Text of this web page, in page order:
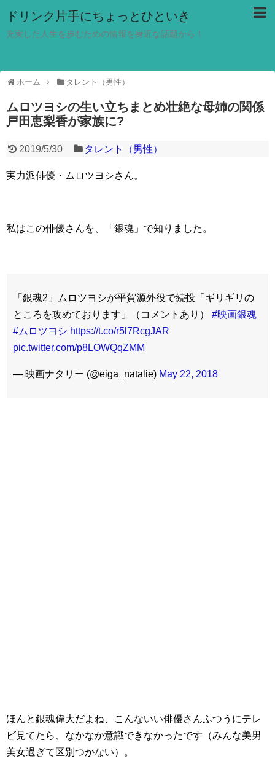
ドリンク片手にちょっとひといき
充実した人生を歩むための情報を身近な話題から！
ホーム タレント（男性）
ムロツヨシの生い立ちまとめ壮絶な母姉の関係
戸田恵梨香が家族に?
2019/5/30 タレント（男性）
実力派俳優・ムロツヨシさん。
私はこの俳優さんを、「銀魂」で知りました。
「銀魂2」ムロツヨシが平賀源外役で続投「ギリギリの
ところを攻めております」（コメントあり） #映画銀魂
#ムロツヨシ https://t.co/r5l7RcgJAR
pic.twitter.com/p8LOWQqZMM
— 映画ナタリー (@eiga_natalie) May 22, 2018
ほんと銀魂偉大だよね、こんないい俳優さんふつうにテレ
ビ見てたら、なかなか意識できなかったです（みんな美男
美女過ぎて区別つかない）。